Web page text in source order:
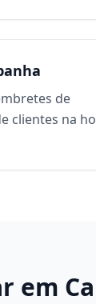
de
clientes na
em